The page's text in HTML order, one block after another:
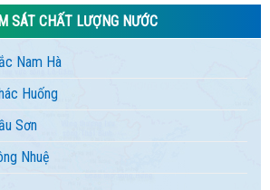
SÁT CHẤT LƯỢNG NƯỚC
Nam Hà
Huống
Sơn
Nhuệ